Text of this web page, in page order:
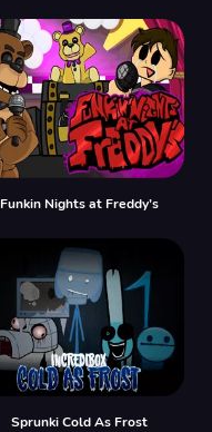
Funkin Nights at Freddy’s
Sprunki Cold As Frost